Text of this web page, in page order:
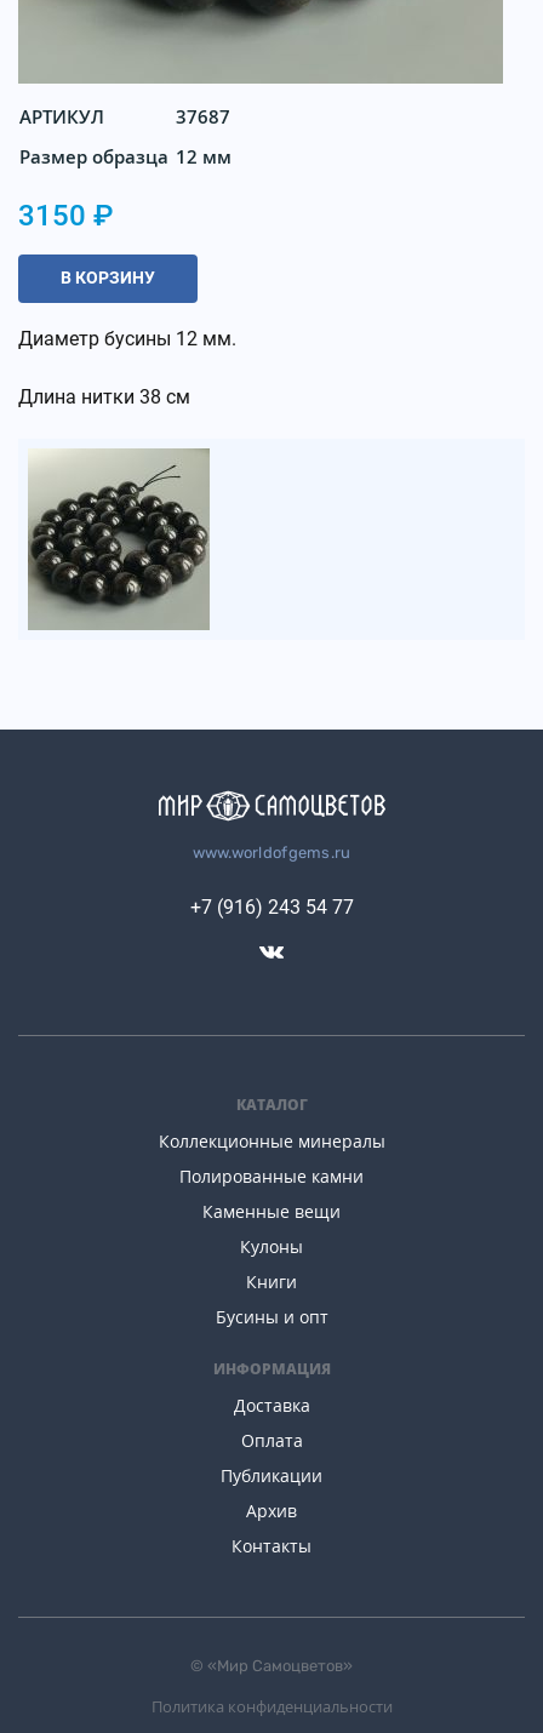
АРТИКУЛ
37687
Размер образца 12 мм
3150 ₽
В КОРЗИНУ
Диаметр бусины 12 мм.
Длина нитки 38 см
www.worldofgems.ru
КАТАЛОГ
Коллекционные минералы
Полированные камни
Каменные вещи
Кулоны
Книги
Бусины и опт
ИНФОРМАЦИЯ
Доставка
Оплата
Публикации
Архив
Контакты
+7 (916) 243 54 77
© «Мир Самоцветов»
Политика конфиденциальности